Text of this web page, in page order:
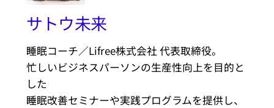
サトウ未来
睡眠コーチ／Lifree株式会社 代表取締役。
忙しいビジネスパーソンの生産性向上を目的と
した
睡眠改善セミナーや実践プログラムを提供し、